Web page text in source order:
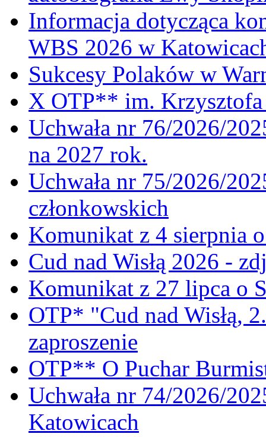
Informacja dotycząca
WBS 2026 w
Sukcesy Polaków w
X OTP** im. Krzysztofa
Uchwała nr 76/2026/
na 2027 rok.
Uchwała nr 75/2026/
członkowskich
Komunikat z 4 sierpnia
Cud nad Wisłą 2026 -
Komunikat z 27 lipca o
OTP* "Cud nad Wisłą,
zaproszenie
OTP** O Puchar
Uchwała nr 74/2026/
Katowicach